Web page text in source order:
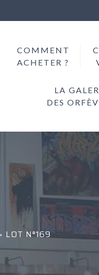
COMMENT
ACHETER ?
LA
DES
LOT N°169